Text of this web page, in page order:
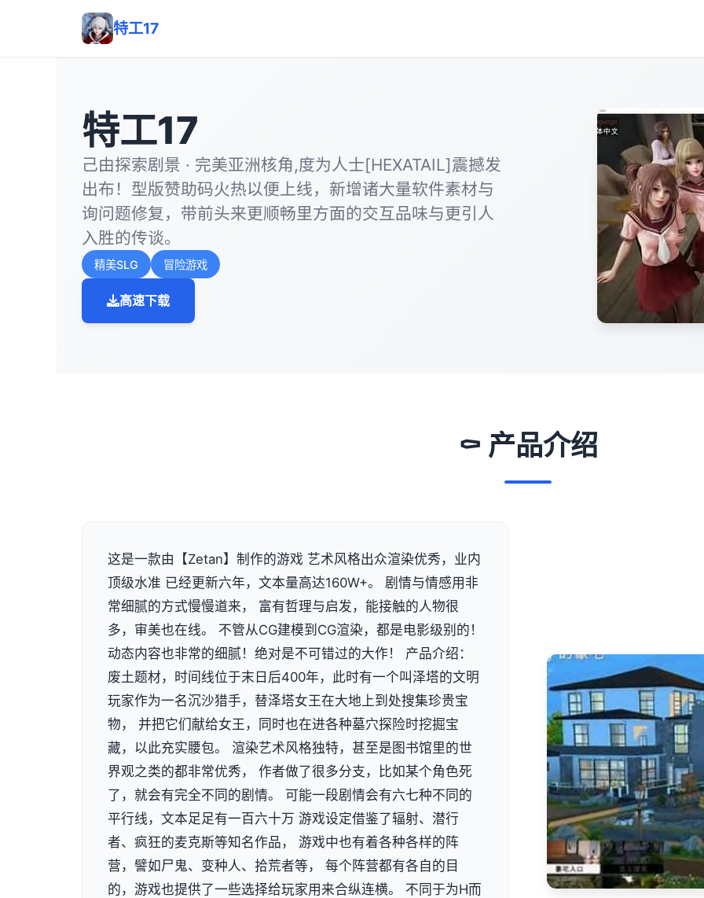
特工17
特工17
己由探索剧景 · 完美亚洲核角,度为人士[HEXATAIL]震撼发
出布！型版赞助码火热以便上线，新增诸大量软件素材与
询问题修复，带前头来更顺畅里方面的交互品味与更引人
入胜的传谈。
精美SLG 冒险游戏
高速下载
⚰️ 产品介绍
这是一款由【Zetan】制作的游戏 艺术风格出众渲染优秀，业内
顶级水准 已经更新六年，文本量高达160W+。 剧情与情感用非
常细腻的方式慢慢道来， 富有哲理与启发，能接触的人物很
多，审美也在线。 不管从CG建模到CG渲染，都是电影级别的！
动态内容也非常的细腻！绝对是不可错过的大作！ 产品介绍：
废土题材，时间线位于末日后400年，此时有一个叫泽塔的文明
玩家作为一名沉沙猎手，替泽塔女王在大地上到处搜集珍贵宝
物， 并把它们献给女王，同时也在进各种墓穴探险时挖掘宝
藏，以此充实腰包。 渲染艺术风格独特，甚至是图书馆里的世
界观之类的都非常优秀， 作者做了很多分支，比如某个角色死
了，就会有完全不同的剧情。 可能一段剧情会有六七种不同的
平行线，文本足足有一百六十万 游戏设定借鉴了辐射、潜行
者、疯狂的麦克斯等知名作品， 游戏中也有着各种各样的阵
营，譬如尸鬼、变种人、拾荒者等， 每个阵营都有各自的目
的，游戏也提供了一些选择给玩家用来合纵连横。 不同于为H而